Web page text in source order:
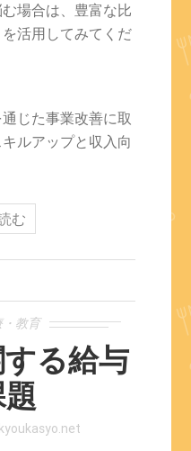
場合は、豊富な比
活用してみてくだ
じた事業改善に取
ルアップと収入向
む
教育
る給与